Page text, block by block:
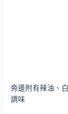
旁邊附有辣油、
調味